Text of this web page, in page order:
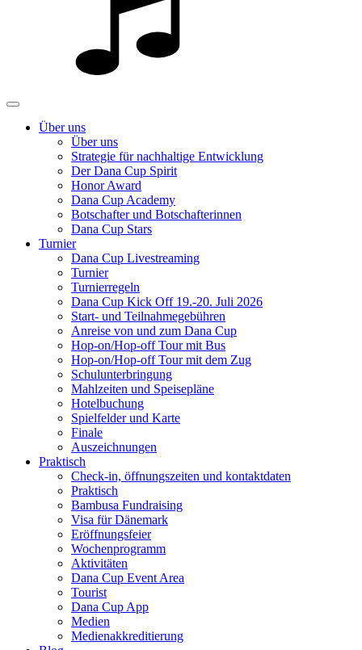
Über uns
Über uns
Strategie für nachhaltige Entwicklung
Der Dana Cup Spirit
Honor Award
Dana Cup Academy
Botschafter und Botschafterinnen
Dana Cup Stars
Turnier
Dana Cup Livestreaming
Turnier
Turnierregeln
Dana Cup Kick Off 19.-20. Juli 2026
Start- und Teilnahmegebühren
Anreise von und zum Dana Cup
Hop-on/Hop-off Tour mit Bus
Hop-on/Hop-off Tour mit dem Zug
Schulunterbringung
Mahlzeiten und Speisepläne
Hotelbuchung
Spielfelder und Karte
Finale
Auszeichnungen
Praktisch
Check-in, öffnungszeiten und kontaktdaten
Praktisch
Bambusa Fundraising
Visa für Dänemark
Eröffnungsfeier
Wochenprogramm
Aktivitäten
Dana Cup Event Area
Tourist
Dana Cup App
Medien
Medienakkreditierung